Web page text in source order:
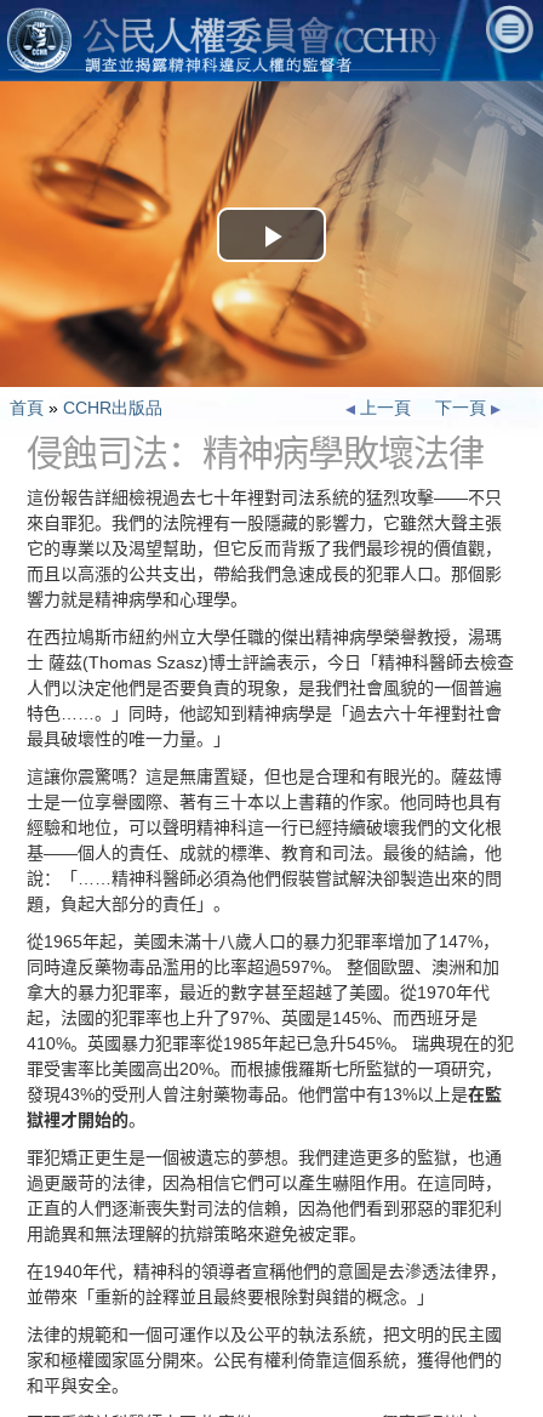
Play
Video
首頁 » CCHR出版品 下一頁
上一頁
侵蝕司法：精神病學敗壞法律
這份報告詳細檢視過去七十年裡對司法系統的猛烈攻擊——不只
來自罪犯。我們的法院裡有一股隱藏的影響力，它雖然大聲主張
它的專業以及渴望幫助，但它反而背叛了我們最珍視的價值觀，
而且以高漲的公共支出，帶給我們急速成長的犯罪人口。那個影
響力就是精神病學和心理學。
在西拉鳩斯市紐約州立大學任職的傑出精神病學榮譽教授，湯瑪
士 薩茲(Thomas Szasz)博士評論表示，今日「精神科醫師去檢查
人們以決定他們是否要負責的現象，是我們社會風貌的一個普遍
特色……。」同時，他認知到精神病學是「過去六十年裡對社會
最具破壞性的唯一力量。」
這讓你震驚嗎？這是無庸置疑，但也是合理和有眼光的。薩茲博
士是一位享譽國際、著有三十本以上書藉的作家。他同時也具有
經驗和地位，可以聲明精神科這一行已經持續破壞我們的文化根
基——個人的責任、成就的標準、教育和司法。最後的結論，他
說：「……精神科醫師必須為他們假裝嘗試解決卻製造出來的問
題，負起大部分的責任」。
從1965年起，美國未滿十八歲人口的暴力犯罪率增加了147%，
同時違反藥物毒品濫用的比率超過597%。 整個歐盟、澳洲和加
拿大的暴力犯罪率，最近的數字甚至超越了美國。從1970年代
起，法國的犯罪率也上升了97%、英國是145%、而西班牙是
410%。英國暴力犯罪率從1985年起已急升545%。 瑞典現在的犯
罪受害率比美國高出20%。而根據俄羅斯七所監獄的一項研究，
發現43%的受刑人曾注射藥物毒品。他們當中有13%以上是在監
獄裡才開始的。
罪犯矯正更生是一個被遺忘的夢想。我們建造更多的監獄，也通
過更嚴苛的法律，因為相信它們可以產生嚇阻作用。在這同時，
正直的人們逐漸喪失對司法的信賴，因為他們看到邪惡的罪犯利
用詭異和無法理解的抗辯策略來避免被定罪。
在1940年代，精神科的領導者宣稱他們的意圖是去滲透法律界，
並帶來「重新的詮釋並且最終要根除對與錯的概念。」
法律的規範和一個可運作以及公平的執法系統，把文明的民主國
家和極權國家區分開來。公民有權利倚靠這個系統，獲得他們的
和平與安全。